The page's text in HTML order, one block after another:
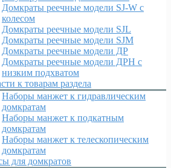
Домкраты реечные модели SJ-W c
колесом
Домкраты реечные модели SJL
Домкраты реечные модели SJM
Домкраты реечные модели ДР
Домкраты реечные модели ДРН с
низким подхватом
к товарам раздела
Наборы манжет к гидравлическим
домкратам
Наборы манжет к подкатным
домкратам
Наборы манжет к телескопическим
домкратам
для домкратов